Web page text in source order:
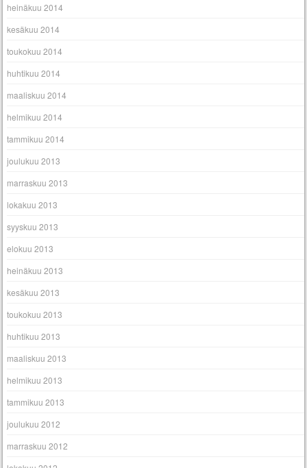
heinäkuu 2014
kesäkuu 2014
toukokuu 2014
huhtikuu 2014
maaliskuu 2014
helmikuu 2014
tammikuu 2014
joulukuu 2013
marraskuu 2013
lokakuu 2013
syyskuu 2013
elokuu 2013
heinäkuu 2013
kesäkuu 2013
toukokuu 2013
huhtikuu 2013
maaliskuu 2013
helmikuu 2013
tammikuu 2013
joulukuu 2012
marraskuu 2012